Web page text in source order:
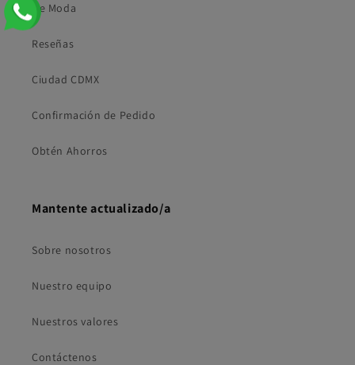
De Moda
Reseñas
Ciudad CDMX
Confirmación de Pedido
Obtén Ahorros
Mantente actualizado/a
Sobre nosotros
Nuestro equipo
Nuestros valores
Contáctenos